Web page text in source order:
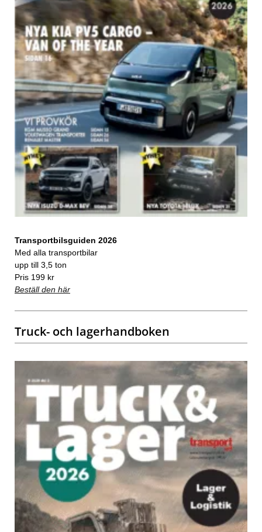
Transportbilsguiden 2026
Med alla transportbilar
upp till 3,5 ton
Pris 199 kr
Beställ den här
Truck- och lagerhandboken